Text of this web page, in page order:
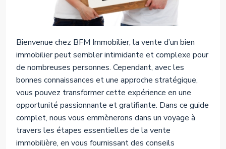
Bienvenue chez BFM Immobilier, la vente d’un bien
immobilier peut sembler intimidante et complexe pour
de nombreuses personnes. Cependant, avec les
bonnes connaissances et une approche stratégique,
vous pouvez transformer cette expérience en une
opportunité passionnante et gratifiante. Dans ce guide
complet, nous vous emmènerons dans un voyage à
travers les étapes essentielles de la vente
immobilière, en vous fournissant des conseils